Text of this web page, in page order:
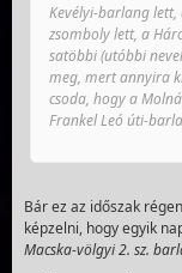
Kevélyi-barlang lett,
zsomboly lett, a
satöbbi (utóbbi
meg, mert annyira
csoda, hogy a
Frankel Leó úti-
Bár ez az időszak
képzelni, hogy egyik
Macska-völgyi 2. sz.